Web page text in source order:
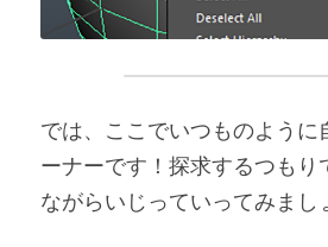
では、ここでいつものように
ーナーです！探求するつもり
ながらいじっていってみまし